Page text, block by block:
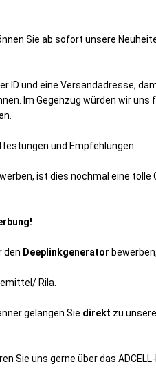
Sie ab sofort unsere
ID und eine Versandadresse,
Im Gegenzug würden wir uns
und Empfehlungen.
ist dies nochmal eine tolle
den Deeplinkgenerator
Rila
gelangen Sie direkt zu
Sie uns gerne über das